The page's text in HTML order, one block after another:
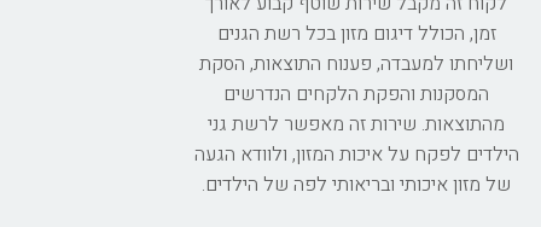
זמן, הכולל דיגום מזון בכל רשת הגנים
ושליחתו למעבדה, פענוח התוצאות, הסקת
המסקנות והפקת הלקחים הנדרשים
מהתוצאות. שירות זה מאפשר לרשת גני
הילדים לפקח על איכות המזון, ולוודא הגעה
של מזון איכותי ובריאותי לפה של הילדים.